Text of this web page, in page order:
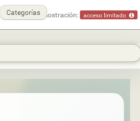
Modo demostración: acceso limitado
Categorías